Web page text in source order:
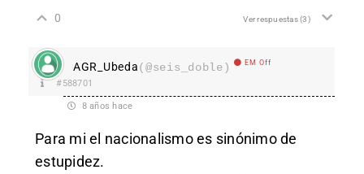
0 Ver respuestas(3)
AGR_Ubeda(@seis_doble) EM Off
#588701
8 años hace
Para mi el nacionalismo es sinónimo de
estupidez.